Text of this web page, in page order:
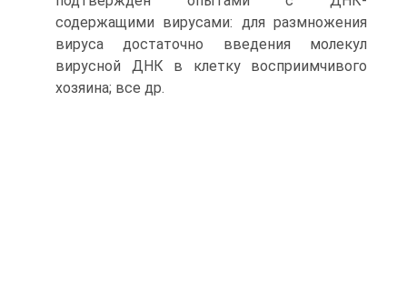
содержащими вирусами: для размножения
вируса достаточно введения молекул
вирусной ДНК в клетку восприимчивого
хозяина; все др.